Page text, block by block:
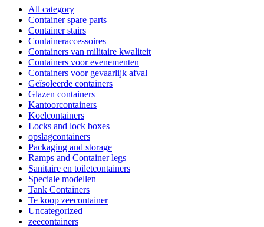
All category
Container spare parts
Container stairs
Containeraccessoires
Containers van militaire kwaliteit
Containers voor evenementen
Containers voor gevaarlijk afval
Geïsoleerde containers
Glazen containers
Kantoorcontainers
Koelcontainers
Locks and lock boxes
opslagcontainers
Packaging and storage
Ramps and Container legs
Sanitaire en toiletcontainers
Speciale modellen
Tank Containers
Te koop zeecontainer​
Uncategorized
zeecontainers